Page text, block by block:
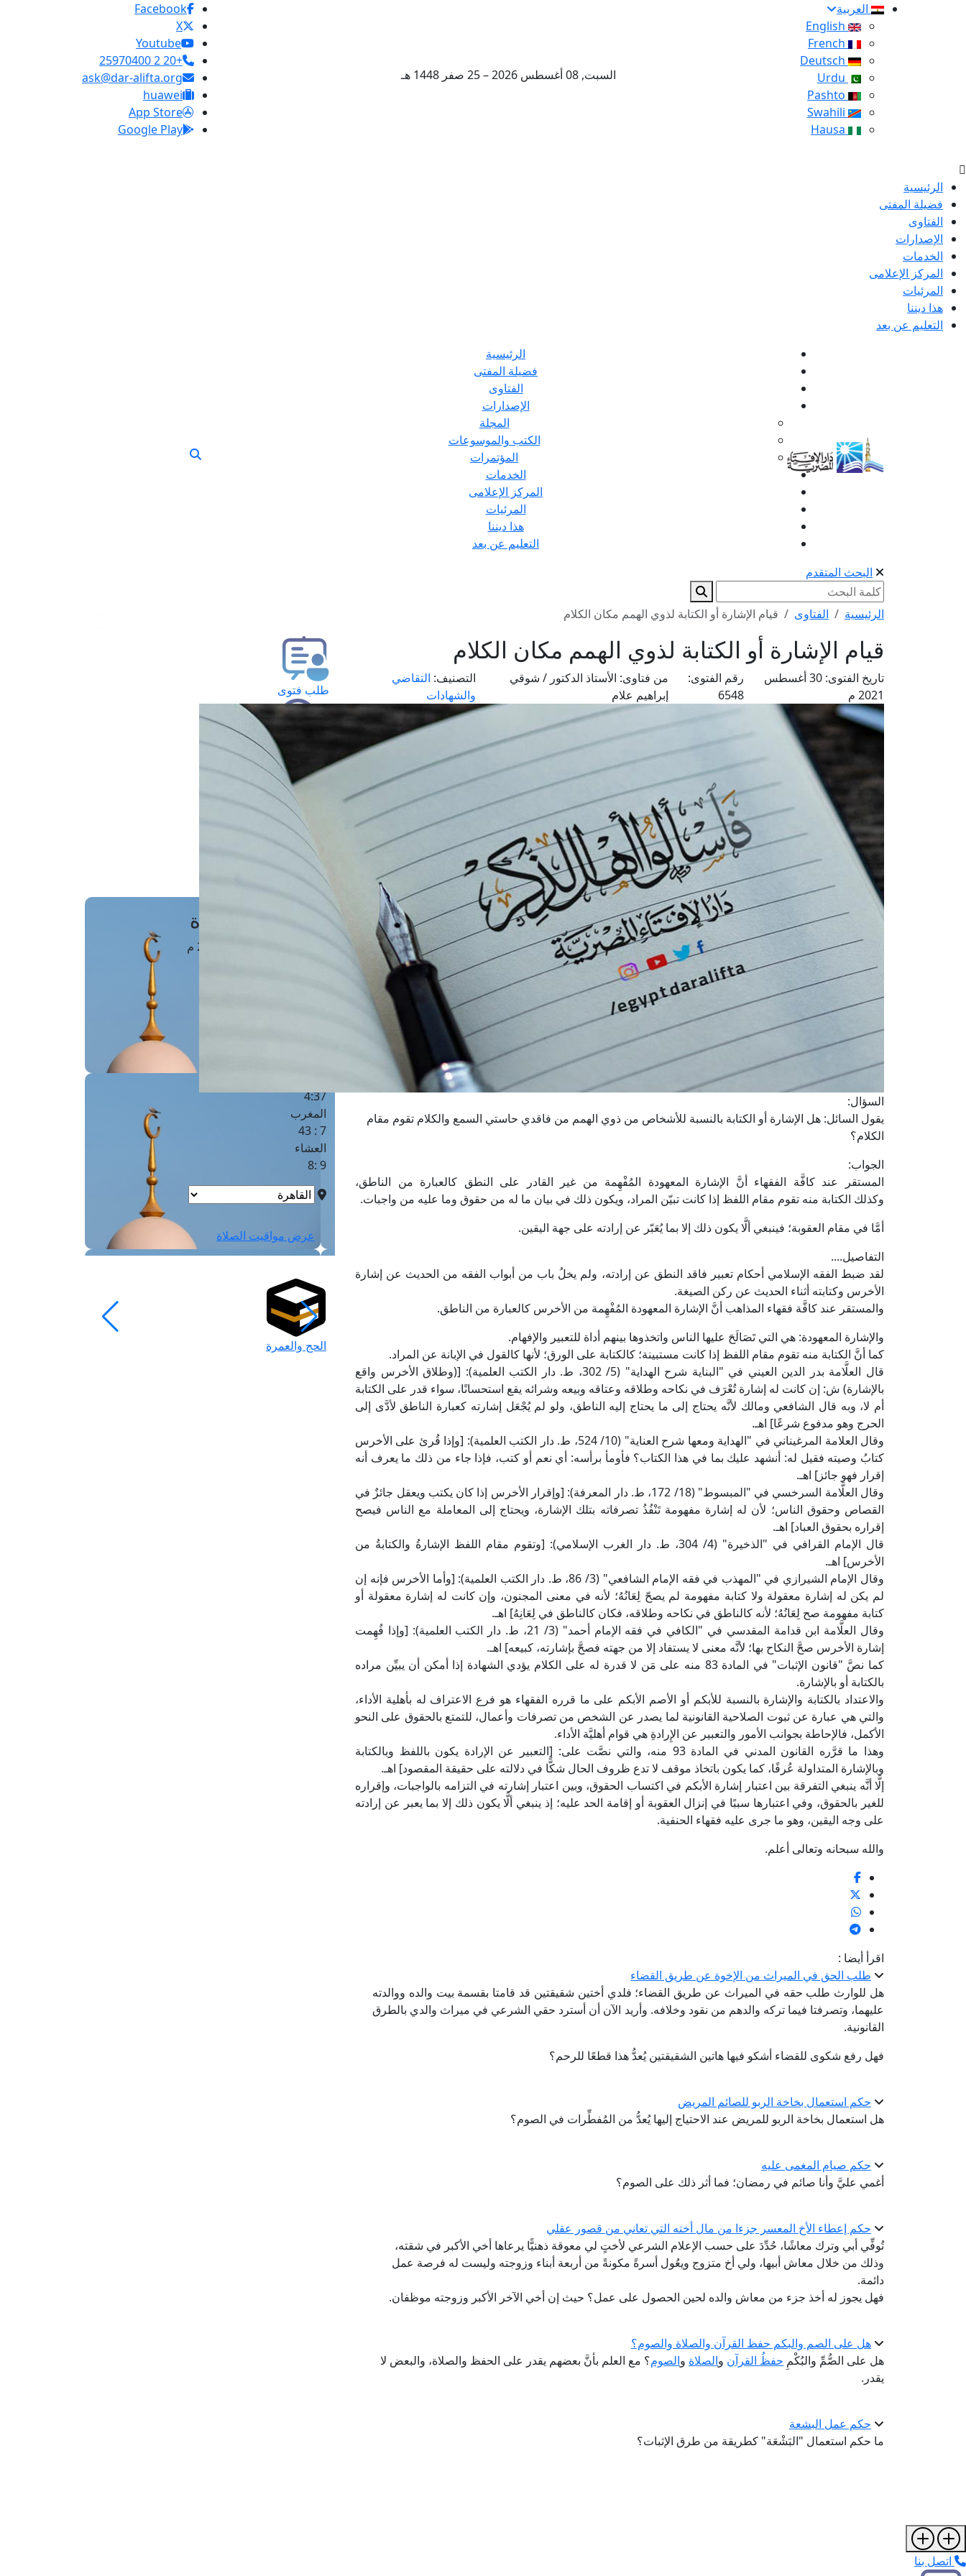
العربية
السبت, 08 أغسطس 2026 – 25 صفر 1448 هـ
Facebook
X
Youtube
+20 2 25970400
ask@dar-alifta.org
huawei
App Store
Google Play
الرئيسية
فضيلة المفتى
الفتاوى
الإصدارات
الخدمات
المركز الإعلامى
المرئيات
هذا ديننا
التعليم عن بعد
الرئيسية
فضيلة المفتى
الفتاوى
الإصدارات
المجلة
الكتب والموسوعات
المؤتمرات
الخدمات
المركز الإعلامى
المرئيات
هذا ديننا
التعليم عن بعد
البحث المتقدم
الرئيسية الفتاوى قيام الإشارة أو الكتابة لذوي الهمم مكان الكلام
قيام الإشارة أو الكتابة لذوي الهمم مكان الكلام
تاريخ الفتوى:
30 أغسطس
2021 م
رقم الفتوى:
6548
من فتاوى: الأستاذ الدكتور / شوقي
إبراهيم علام
التصنيف: التقاضي
والشهادات
السؤال:
يقول السائل: هل الإشارة أو الكتابة بالنسبة للأشخاص من ذوي الهمم من فاقدي حاستي السمع والكلام تقوم مقام
الكلام؟
الجواب:
المستقر عند كافَّة الفقهاء أنَّ الإشارة المعهودة المُفْهِمة من غير القادر على النطق كالعبارة من الناطق،
وكذلك الكتابة منه تقوم مقام اللفظ إذا كانت تبيّن المراد، ويكون ذلك في بيان ما له من حقوق وما عليه من واجبات.
أمَّا في مقام العقوبة؛ فينبغي ألَّا يكون ذلك إلا بما يُعَبّر عن إرادته على جهة اليقين.
التفاصيل....
لقد ضبط الفقه الإسلامي أحكام تعبير فاقد النطق عن إرادته، ولم يخلُ باب من أبواب الفقه من الحديث عن إشارة
الأخرس وكتابته أثناء الحديث عن ركن الصيغة.
والمستقر عند كافَّة فقهاء المذاهب أنَّ الإشارة المعهودة المُفْهِمة من الأخرس كالعبارة من الناطق.
والإشارة المعهودة: هي التي تَصَالَحَ عليها الناس واتخذوها بينهم أداة للتعبير والإفهام.
كما أنَّ الكتابة منه تقوم مقام اللفظ إذا كانت مستبينة؛ كالكتابة على الورق؛ لأنها كالقول في الإبانة عن المراد.
قال العلَّامة بدر الدين العيني في "البناية شرح الهداية" (5/ 302، ط. دار الكتب العلمية): [(وطلاق الأخرس واقع
بالإشارة) ش: إن كانت له إشارة تُعْرَف في نكاحه وطلاقه وعتاقه وبيعه وشرائه يقع استحسانًا، سواء قدر على الكتابة
أم لا، وبه قال الشافعي ومالك لأنَّه يحتاج إلى ما يحتاج إليه الناطق، ولو لم يُجْعَل إشارته كعبارة الناطق لأدَّى إلى
الحرج وهو مدفوع شرعًا] اهـ.
وقال العلامة المرغيناني في "الهداية ومعها شرح العناية" (10/ 524، ط. دار الكتب العلمية): [وإذا قُرئ على الأخرس
كتابُ وصيته فقيل له: أنشهد عليك بما في هذا الكتاب؟ فأومأ برأسه: أي نعم أو كتب، فإذا جاء من ذلك ما يعرف أنه
إقرار فهو جائز] اهـ.
وقال العلَّامة السرخسي في "المبسوط" (18/ 172، ط. دار المعرفة): [وإقرار الأخرس إذا كان يكتب ويعقل جائزٌ في
القصاص وحقوق الناس؛ لأن له إشارة مفهومة تَنْفُذُ تصرفاته بتلك الإشارة، ويحتاج إلى المعاملة مع الناس فيصح
إقراره بحقوق العباد] اهـ.
قال الإمام القرافي في "الذخيرة" (4/ 304، ط. دار الغرب الإسلامي): [وتقوم مقام اللفظ الإشارةُ والكتابةُ من
الأخرس] اهـ.
وقال الإمام الشيرازي في "المهذب في فقه الإمام الشافعي" (3/ 86، ط. دار الكتب العلمية): [وأما الأخرس فإنه إن
لم يكن له إشارة معقولة ولا كتابة مفهومة لم يصحّ لِعَانُهُ؛ لأنه في معنى المجنون، وإن كانت له إشارة معقولة أو
كتابة مفهومة صح لِعَانُهُ؛ لأنه كالناطق في نكاحه وطلاقه، فكان كالناطق في لِعَانِهُ] اهـ.
وقال العلَّامة ابن قدامة المقدسي في "الكافي في فقه الإمام أحمد" (3/ 21، ط. دار الكتب العلمية): [وإذا فُهِمت
إشارة الأخرس صحَّ النكاح بها؛ لأنَّه معنى لا يستفاد إلا من جهته فصحَّ بإشارته، كبيعه] اهـ.
كما نصَّ "قانون الإثبات" في المادة 83 منه على مَن لا قدرة له على الكلام يؤدي الشهادة إذا أمكن أن يبيِّن مراده
بالكتابة أو بالإشارة.
والاعتداد بالكتابة والإشارة بالنسبة للأبكم أو الأصم الأبكم على ما قرره الفقهاء هو فرع الاعتراف له بأهلية الأداء،
والتي هي عبارة عن ثبوت الصلاحية القانونية لما يصدر عن الشخص من تصرفات وأعمال، للتمتع بالحقوق على النحو
الأكمل، فالإحاطة بجوانب الأمور والتعبير عن الإِرادةِ هي قوام أهليَّة الأداء.
وهذا ما قرَّره القانون المدني في المادة 93 منه، والتي نصَّت على: [التعبير عن الإرادة يكون باللفظ وبالكتابة
وبالإشارة المتداولة عُرفًا، كما يكون باتخاذ موقف لا تدع ظروف الحال شكًّا في دلالته على حقيقة المقصود] اهـ.
إلَّا أنَّه ينبغي التفرقة بين اعتبار إشارة الأبكم في اكتساب الحقوق، وبين اعتبار إشارته في التزامه بالواجبات، وإقراره
للغير بالحقوق، وفي اعتبارها سببًا في إنزال العقوبة أو إقامة الحد عليه؛ إذ ينبغي ألَّا يكون ذلك إلا بما يعبر عن إرادته
على وجه اليقين، وهو ما جرى عليه فقهاء الحنفية.
والله سبحانه وتعالى أعلم.
اقرأ أيضا :
طلب الحق في الميراث من الإخوة عن طريق القضاء
هل للوارث طلب حقه في الميراث عن طريق القضاء؛ فلدي أختين شقيقتين قد قامتا بقسمة بيت والده ووالدته
عليهما، وتصرفتا فيما تركه والدهم من نقود وخلافه. وأريد الآن أن أسترد حقي الشرعي في ميراث والدي بالطرق
القانونية.
فهل رفع شكوى للقضاء أشكو فيها هاتين الشقيقتين يُعدُّ هذا قطعًا للرحم؟
حكم استعمال بخاخة الربو للصائم المريض
هل استعمال بخاخة الربو للمريض عند الاحتياج إليها يُعدُّ من المُفطِّرات في الصوم؟
حكم صيام المغمى عليه
أغمي عليَّ وأنا صائم في رمضان؛ فما أثر ذلك على الصوم؟
حكم إعطاء الأخ المعسر جزءا من مال أخته التي تعاني من قصور عقلي
تُوفِّي أبي وترك معاشًا، حُدِّدَ على حسب الإعلام الشرعي لأختٍ لي معوقة ذهنيًّا يرعاها أخي الأكبر في شقته،
وذلك من خلال معاش أبيها، ولي أخ متزوج ويعُول أسرةً مكونةً من أربعة أبناء وزوجته وليست له فرصة عمل
دائمة.
فهل يجوز له أخذ جزء من معاش والده لحين الحصول على عمل؟ حيث إن أخي الآخر الأكبر وزوجته موظفان.
هل على الصم والبكم حفظ القرآن والصلاة والصوم؟
هل على الصُّمِّ والبُكْمِ حفظُ القرآن والصلاة والصوم؟ مع العلم بأنَّ بعضهم يقدر على الحفظ والصلاة، والبعض لا
يقدر.
حكم عمل البشعة
ما حكم استعمال "البَشْعَة" كطريقة من طرق الإثبات؟
طلب فتوى
استعلام عن فتوى
حجز موعد
الفتوى الهاتفية
مَواقِيتُ الصَّـــلاة
4:37
المغرب
7 : 43
العشاء
9 :8
عرض مواقيت الصلاة
الحج والعمرة
اتصل بنا